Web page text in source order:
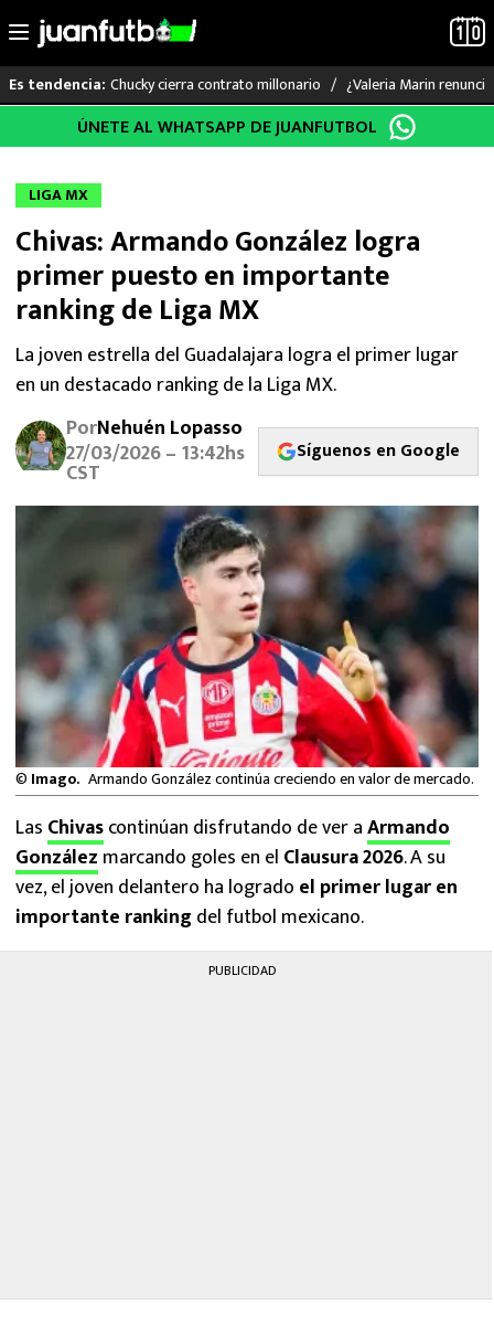
al
Es tendencia: Chucky cierra contrato millonario ¿Valeria Marin
LO ÚLTIMO
LIGA MX
RAYADOS
PUMAS
ATLANTE
FUTBOL INTERNACIONAL
MEXICANOS EN EL EXTRANJERO
FÓRMULA 1
BOXEO
LIGA MX
NFL
ÚNETE AL WHATSAPP DE JUANFUTBOL
LIGA MX
Chivas: Armando González logra
primer puesto en importante
ranking de Liga MX
La joven estrella del Guadalajara logra el primer lugar
en un destacado ranking de la Liga MX.
PorNehuén Lopasso
27/03/2026 – 13:42hs
CST
Síguenos en Google
© Imago. Armando González continúa creciendo en valor de mercado.
Las Chivascontinúan disfrutando de ver aArmando
González marcando goles en el Clausura 2026. A su
vez, el joven delantero ha logrado el primer lugar en
importante ranking del futbol mexicano.
PUBLICIDAD